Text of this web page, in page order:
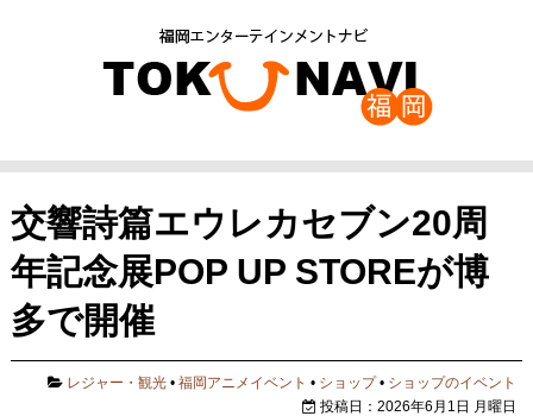
交響詩篇エウレカセブン20周
年記念展POP UP STOREが博
多で開催
レジャー・観光 •福岡アニメイベント • ショップ• ショップのイベント
投稿日：2026年6月1日 月曜日